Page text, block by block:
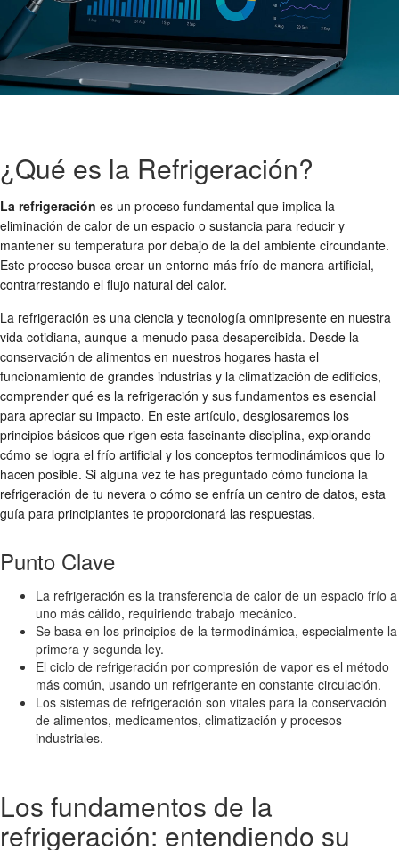
¿Qué es la Refrigeración?
La refrigeración es un proceso fundamental que implica la
eliminación de calor de un espacio o sustancia para reducir y
mantener su temperatura por debajo de la del ambiente circundante.
Este proceso busca crear un entorno más frío de manera artificial,
contrarrestando el flujo natural del calor.
La refrigeración es una ciencia y tecnología omnipresente en nuestra
vida cotidiana, aunque a menudo pasa desapercibida. Desde la
conservación de alimentos en nuestros hogares hasta el
funcionamiento de grandes industrias y la climatización de edificios,
comprender qué es la refrigeración y sus fundamentos es esencial
para apreciar su impacto. En este artículo, desglosaremos los
principios básicos que rigen esta fascinante disciplina, explorando
cómo se logra el frío artificial y los conceptos termodinámicos que lo
hacen posible. Si alguna vez te has preguntado cómo funciona la
refrigeración de tu nevera o cómo se enfría un centro de datos, esta
guía para principiantes te proporcionará las respuestas.
Punto Clave
La refrigeración es la transferencia de calor de un espacio frío a
uno más cálido, requiriendo trabajo mecánico.
Se basa en los principios de la termodinámica, especialmente la
primera y segunda ley.
El ciclo de refrigeración por compresión de vapor es el método
más común, usando un refrigerante en constante circulación.
Los sistemas de refrigeración son vitales para la conservación
de alimentos, medicamentos, climatización y procesos
industriales.
Los fundamentos de la
refrigeración: entendiendo su